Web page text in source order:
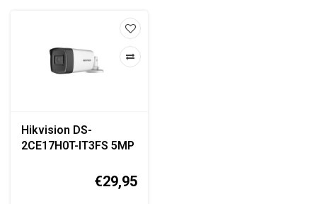
Hikvision DS-
2CE17H0T-IT3FS 5MP
€29,95